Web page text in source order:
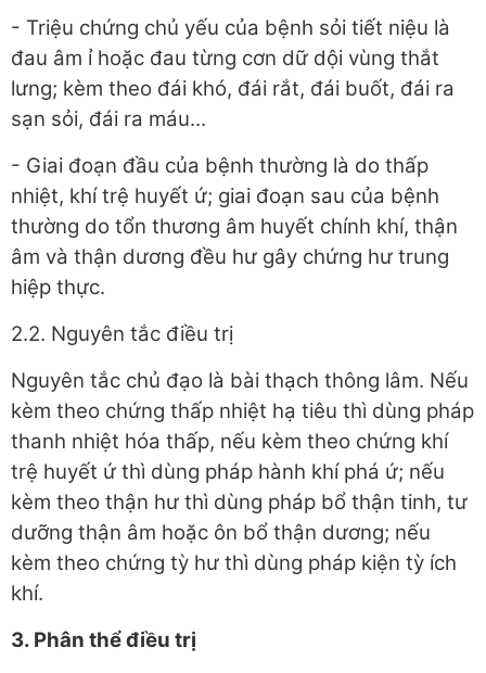
- Triệu chứng chủ yếu của bệnh sỏi tiết niệu là
đau âm ỉ hoặc đau từng cơn dữ dội vùng thắt
lưng; kèm theo đái khó, đái rắt, đái buốt, đái ra
sạn sỏi, đái ra máu...
- Giai đoạn đầu của bệnh thường là do thấp
nhiệt, khí trệ huyết ứ; giai đoạn sau của bệnh
thường do tổn thương âm huyết chính khí, thận
âm và thận dương đều hư gây chứng hư trung
hiệp thực.
2.2. Nguyên tắc điều trị
Nguyên tắc chủ đạo là bài thạch thông lâm. Nếu
kèm theo chứng thấp nhiệt hạ tiêu thì dùng pháp
thanh nhiệt hóa thấp, nếu kèm theo chứng khí
trệ huyết ứ thì dùng pháp hành khí phá ứ; nếu
kèm theo thận hư thì dùng pháp bổ thận tinh, tư
dưỡng thận âm hoặc ôn bổ thận dương; nếu
kèm theo chứng tỳ hư thì dùng pháp kiện tỳ ích
khí.
3. Phân thể điều trị